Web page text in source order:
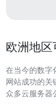
欧洲地
在当今的数字
网站成功的关
众多云服务器